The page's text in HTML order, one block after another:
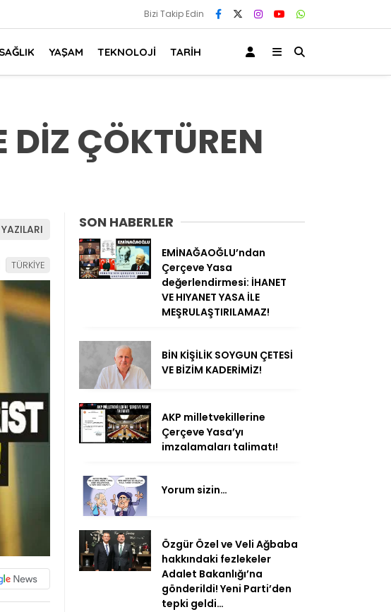
Bizi Takip Edin
SAĞLIK YAŞAM TEKNOLOJİ TARİH
ÇÖKTÜREN
TÜRKİYE
SON HABERLER
EMİNAĞAOĞLU’ndan
Çerçeve Yasa
değerlendirmesi: İHANET
VE HIYANET YASA İLE
MEŞRULAŞTIRILAMAZ!
BİN KİŞİLİK SOYGUN ÇETESİ
VE BİZİM KADERİMİZ!
AKP milletvekillerine
Çerçeve Yasa’yı
imzalamaları talimatı!
Yorum sizin…
Özgür Özel ve Veli Ağbaba
hakkındaki fezlekeler
Adalet Bakanlığı’na
gönderildi! Yeni Parti’den
tepki geldi…